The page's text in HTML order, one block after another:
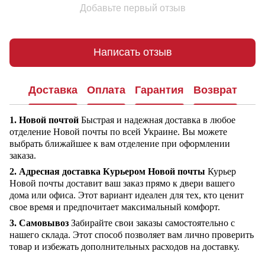
Добавьте первый отзыв
Написать отзыв
Доставка Оплата Гарантия Возврат
1. Новой почтой Быстрая и надежная доставка в любое
отделение Новой почты по всей Украине. Вы можете
выбрать ближайшее к вам отделение при оформлении
заказа.
2. Адресная доставка Курьером Новой почты Курьер
Новой почты доставит ваш заказ прямо к двери вашего
дома или офиса. Этот вариант идеален для тех, кто ценит
свое время и предпочитает максимальный комфорт.
3. Самовывоз Забирайте свои заказы самостоятельно с
нашего склада. Этот способ позволяет вам лично проверить
товар и избежать дополнительных расходов на доставку.